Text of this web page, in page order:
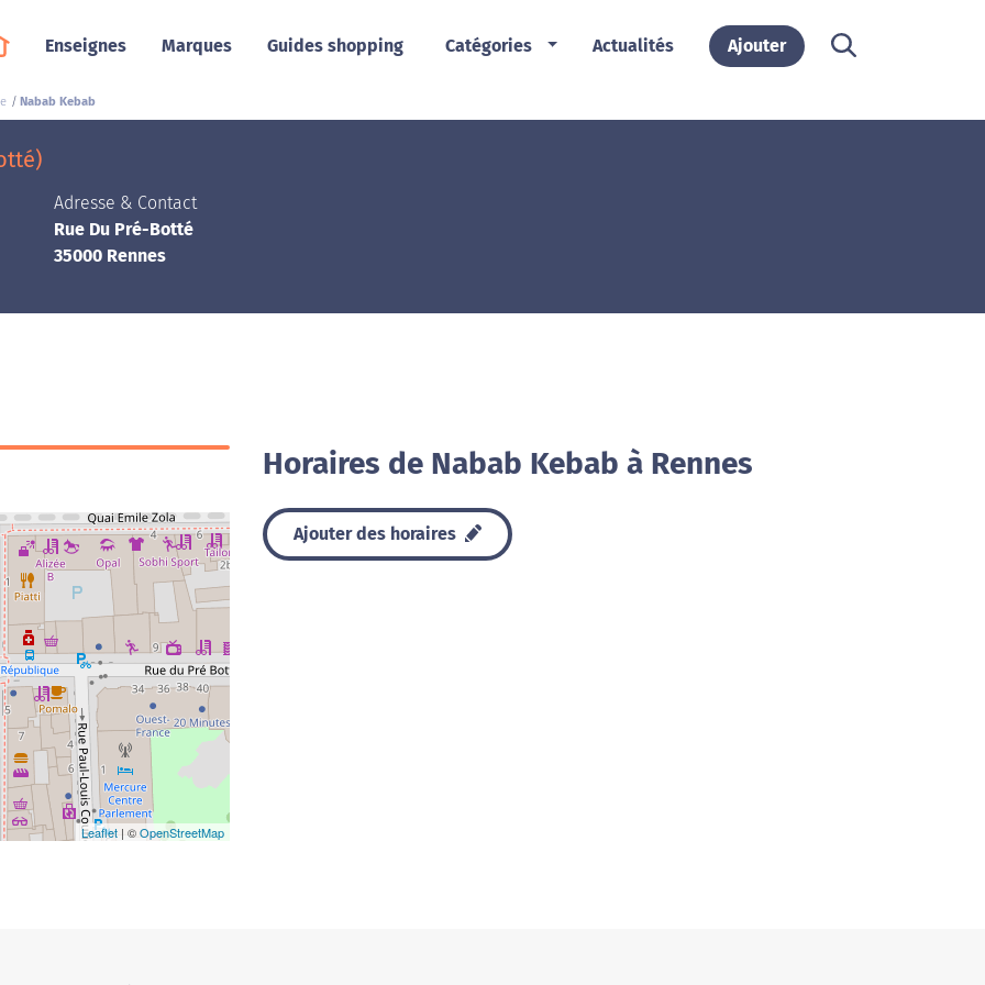
Enseignes Marques Guides shopping Catégories Actualités Ajouter
Nabab Kebab
Adresse & Contact
Rue Du Pré-Botté
35000 Rennes
Leaflet | ©OpenStreetMap
Horaires de Nabab Kebab à Rennes
Ajouter des horaires